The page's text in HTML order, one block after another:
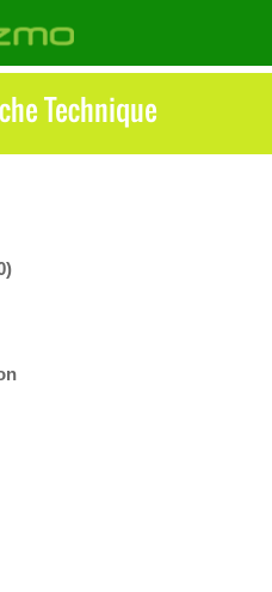
Technique